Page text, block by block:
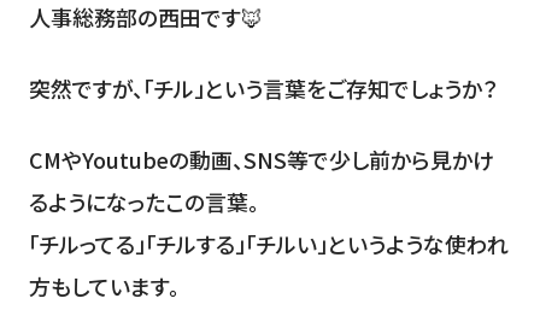
人事総務部の西田です🦊
突然ですが、「チル」という言葉をご存知でしょうか？
CMやYoutubeの動画、SNS等で少し前から見かけ
るようになったこの言葉。
「チルってる」「チルする」「チルい」というような使われ
方もしています。